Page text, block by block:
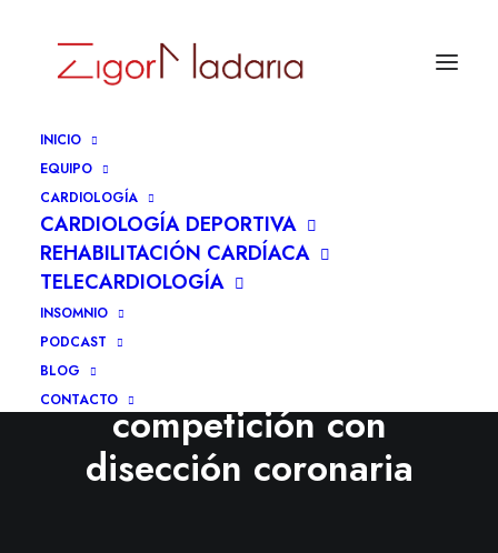
INICIO
EQUIPO
CARDIOLOGÍA
CARDIOLOGÍA DEPORTIVA
REHABILITACIÓN CARDÍACA
TELECARDIOLOGÍA
INSOMNIO
PODCAST
BLOG
CONTACTO
Gestión del riesgo en
competición con
disección coronaria